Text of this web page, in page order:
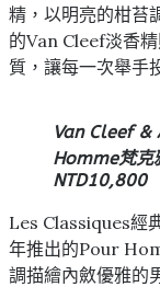
精，以明亮的柑苔
的Van Cleef淡香
質，讓每一次舉手
Van Cleef &
Homme梵克
NTD10,800
Les Classiques經
年推出的Pour
調描繪內斂優雅的